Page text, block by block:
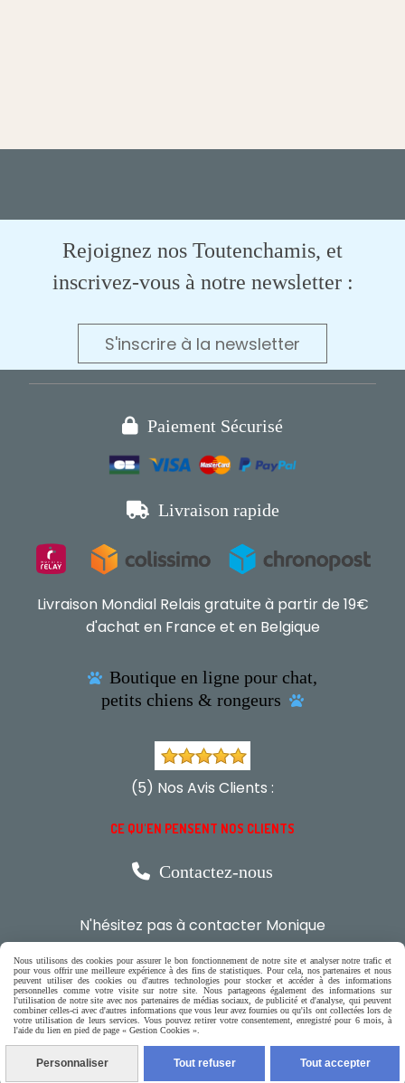
Rejoignez nos Toutenchamis, et
inscrivez-vous à notre newsletter :
S'inscrire à la newsletter
 Paiement Sécurisé
 Livraison rapide
Livraison Mondial Relais gratuite à partir de 19€
d'achat en France et en Belgique
 Boutique en ligne pour chat,
petits chiens & rongeurs

(5) Nos Avis Clients :
CE QU'EN PENSENT NOS CLIENTS
 Contactez-nous
N'hésitez pas à contacter Monique
par téléphone
0618321265
ou par message
ENVOYER UN MESSAGE
Nous utilisons des cookies pour assurer le bon fonctionnement de notre site et analyser notre trafic et
pour vous offrir une meilleure expérience à des fins de statistiques. Pour cela, nos partenaires et nous
peuvent utiliser des cookies ou d'autres technologies pour stocker et accéder à des informations
personnelles comme votre visite sur notre site. Nous partageons également des informations sur
l'utilisation de notre site avec nos partenaires de médias sociaux, de publicité et d'analyse, qui peuvent
combiner celles-ci avec d'autres informations que vous leur avez fournies ou qu'ils ont collectées lors de
votre utilisation de leurs services. Vous pouvez retirer votre consentement, enregistré pour 6 mois, à
l'aide du lien en pied de page « Gestion Cookies ».
Personnaliser Tout refuser Tout accepter